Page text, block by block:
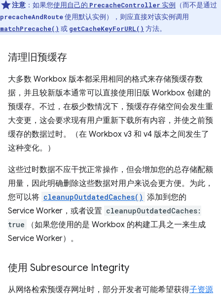
注意 ：如果您使用自己的 PrecacheController 实例 （而不是通过
precacheAndRoute使用默认实例），则应直接对该实例调用
matchPrecache() 或 getCacheKeyForURL() 方法。
清理旧预缓存
大多数 Workbox 版本都采用相同的格式来存储预缓存数
据，并且较新版本通常可以直接使用旧版 Workbox 创建的
预缓存。不过，在极少数情况下，预缓存存储空间会发生重
大变更，这会要求现有用户重新下载所有内容，并使之前预
缓存的数据过时。（在 Workbox v3 和 v4 版本之间发生了
这种变化。）
这些过时数据不应干扰正常操作，但会增加您的总存储配额
用量，因此明确删除这些数据对用户来说会更方便。为此，
您可以将 cleanupOutdatedCaches() 添加到您的
Service Worker，或者设置 cleanupOutdatedCaches:
true
（如果您使用的是 Workbox 的构建工具之一来生成
Service Worker）。
使用 Subresource Integrity
从网络检索预缓存网址时，部分开发者可能希望获得子资源